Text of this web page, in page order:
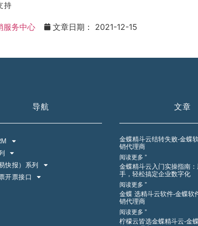
持
服务中心 文章日期： 2021-12-15
导航
快报）系列
开票接口
文章
金蝶精斗云结转失败-金蝶
销代理商
阅读更多 ”
金蝶精斗云入门实操指南
手，轻松搞定企业数字化
阅读更多 ”
金蝶 选精斗云软件-金蝶软
销代理商
阅读更多 ”
柠檬云皆选金蝶精斗云-金